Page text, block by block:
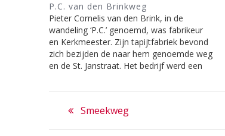
P.C. van den Brinkweg
Pieter Cornelis van den Brink, in de
wandeling ‘P.C.’ genoemd, was fabrikeur
en Kerkmeester. Zijn tapijtfabriek bevond
zich bezijden de naar hem genoemde weg
en de St. Janstraat. Het bedrijf werd een
weefboerderij wordt nog steeds, zij het
Bericht
Previous
Smeekweg